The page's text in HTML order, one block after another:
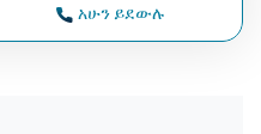
አሁን ይደውሉ